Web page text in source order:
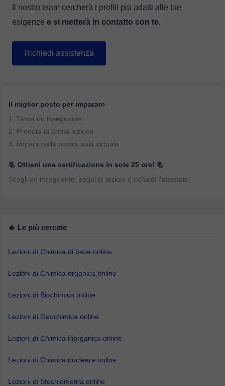
Il nostro team cercherà i profili più adatti alle tue
esigenze e si metterà in contatto con te.
Richiedi assistenza
Il miglior posto per imparare
1. Trova un insegnante
2. Prenota la prima lezione
3. Impara nella nostra aula virtuale
📃 Ottieni una certificazione in sole 25 ore! 📃
Scegli un insegnante, segui le lezioni e richiedi l'attestato.
🔥 Le più cercate
Lezioni di Chimica di base online
Lezioni di Chimica organica online
Lezioni di Biochimica online
Lezioni di Geochimica online
Lezioni di Chimica inorganica online
Lezioni di Chimica nucleare online
Lezioni di Stechiometria online